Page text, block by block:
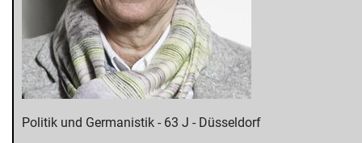
Politik und Germanistik - 63 J - Düsseldorf